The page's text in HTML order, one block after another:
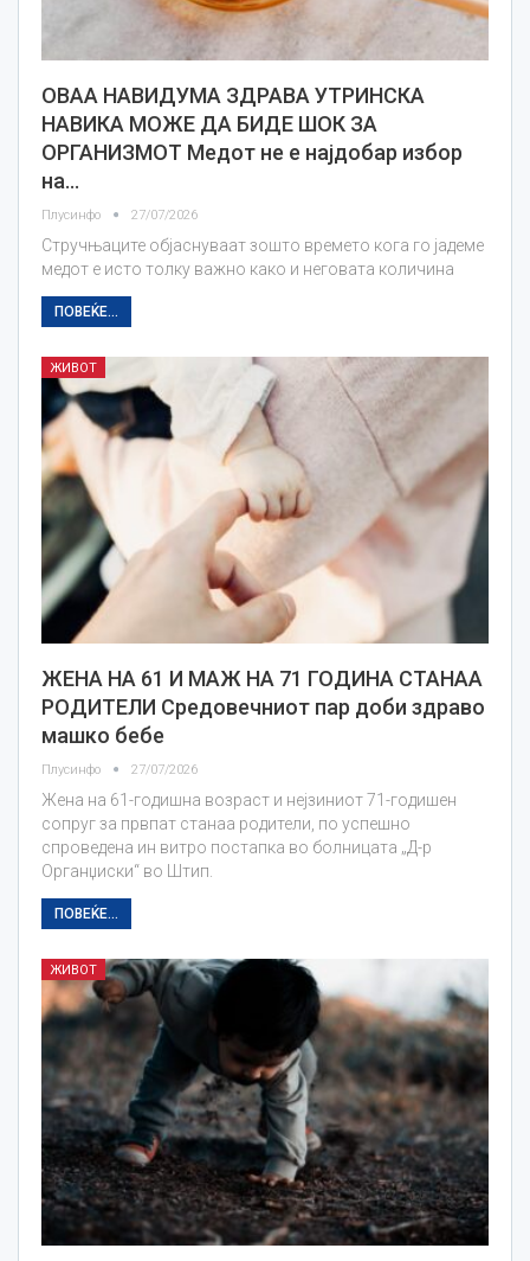
ОВАА НАВИДУМА ЗДРАВА УТРИНСКА
НАВИКА МОЖЕ ДА БИДЕ ШОК ЗА
ОРГАНИЗМОТ Медот не е најдобар избор
на…
Плусинфо 27/07/2026
Стручњаците објаснуваат зошто времето кога го јадеме
медот е исто толку важно како и неговата количина
ПОВЕЌЕ...
ЖИВОТ
ЖЕНА НА 61 И МАЖ НА 71 ГОДИНА СТАНАА
РОДИТЕЛИ Средовечниот пар доби здраво
машко бебе
Плусинфо 27/07/2026
Жена на 61-годишна возраст и нејзиниот 71-годишен
сопруг за првпат станаа родители, по успешно
спроведена ин витро постапка во болницата „Д-р
Органџиски“ во Штип.
ПОВЕЌЕ...
ЖИВОТ